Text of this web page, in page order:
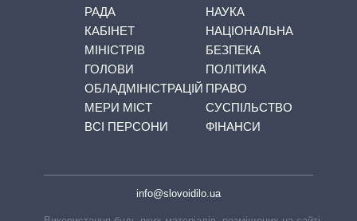
РАДА
КАБІНЕТ
МІНІСТРІВ
ГОЛОВИ
ОБЛАДМІНІСТРАЦІЙ
МЕРИ МІСТ
ВСІ ПЕРСОНИ
НАУКА
НАЦІОНАЛЬНА
БЕЗПЕКА
ПОЛІТИКА
ПРАВО
СУСПІЛЬСТВО
ФІНАНСИ
info@slovoidilo.ua